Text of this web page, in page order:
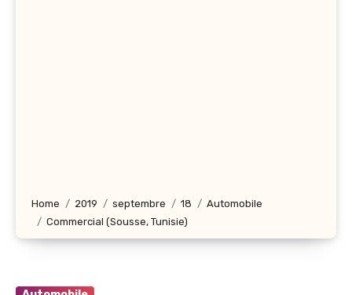
Home 2019 septembre 18
Automobile
Commercial (Sousse, Tunisie)